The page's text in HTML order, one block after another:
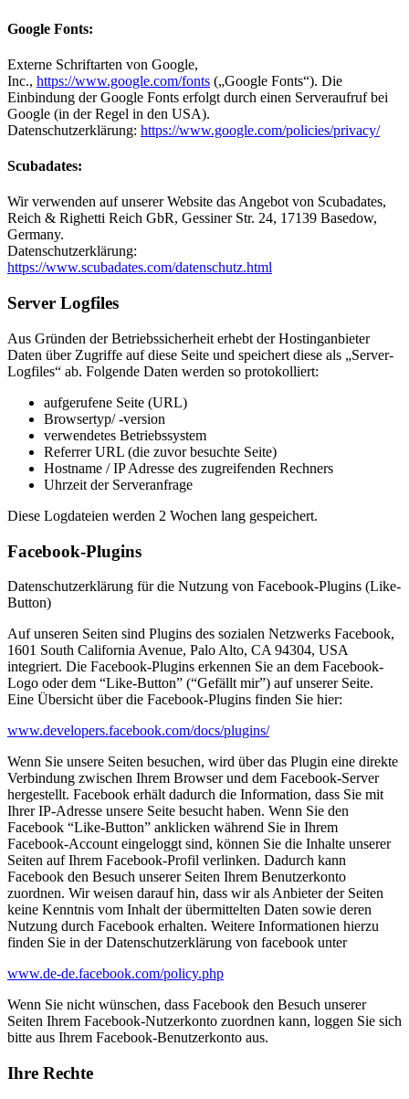
Google Fonts:
Externe Schriftarten von Google,
Inc., https://www.google.com/fonts („Google Fonts“). Die
Einbindung der Google Fonts erfolgt durch einen Serveraufruf bei
Google (in der Regel in den USA).
Datenschutzerklärung: https://www.google.com/policies/privacy/
Scubadates:
Wir verwenden auf unserer Website das Angebot von Scubadates,
Reich & Righetti Reich GbR, Gessiner Str. 24, 17139 Basedow,
Germany.
Datenschutzerklärung:
https://www.scubadates.com/datenschutz.html
Server Logfiles
Aus Gründen der Betriebssicherheit erhebt der Hostinganbieter
Daten über Zugriffe auf diese Seite und speichert diese als „Server-
Logfiles“ ab. Folgende Daten werden so protokolliert:
aufgerufene Seite (URL)
Browsertyp/ -version
verwendetes Betriebssystem
Referrer URL (die zuvor besuchte Seite)
Hostname / IP Adresse des zugreifenden Rechners
Uhrzeit der Serveranfrage
Diese Logdateien werden 2 Wochen lang gespeichert.
Facebook-Plugins
Datenschutzerklärung für die Nutzung von Facebook-Plugins (Like-
Button)
Auf unseren Seiten sind Plugins des sozialen Netzwerks Facebook,
1601 South California Avenue, Palo Alto, CA 94304, USA
integriert. Die Facebook-Plugins erkennen Sie an dem Facebook-
Logo oder dem “Like-Button” (“Gefällt mir”) auf unserer Seite.
Eine Übersicht über die Facebook-Plugins finden Sie hier:
www.developers.facebook.com/docs/plugins/
Wenn Sie unsere Seiten besuchen, wird über das Plugin eine direkte
Verbindung zwischen Ihrem Browser und dem Facebook-Server
hergestellt. Facebook erhält dadurch die Information, dass Sie mit
Ihrer IP-Adresse unsere Seite besucht haben. Wenn Sie den
Facebook “Like-Button” anklicken während Sie in Ihrem
Facebook-Account eingeloggt sind, können Sie die Inhalte unserer
Seiten auf Ihrem Facebook-Profil verlinken. Dadurch kann
Facebook den Besuch unserer Seiten Ihrem Benutzerkonto
zuordnen. Wir weisen darauf hin, dass wir als Anbieter der Seiten
keine Kenntnis vom Inhalt der übermittelten Daten sowie deren
Nutzung durch Facebook erhalten. Weitere Informationen hierzu
finden Sie in der Datenschutzerklärung von facebook unter
www.de-de.facebook.com/policy.php
Wenn Sie nicht wünschen, dass Facebook den Besuch unserer
Seiten Ihrem Facebook-Nutzerkonto zuordnen kann, loggen Sie sich
bitte aus Ihrem Facebook-Benutzerkonto aus.
Ihre Rechte